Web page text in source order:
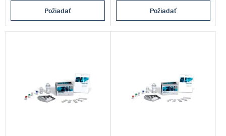
Požiadať Požiadať